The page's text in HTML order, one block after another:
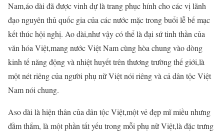
Nam,áo dài đã được vinh dự là trang phục hính cho các vị lãnh
đạo nguyên thủ quốc gia của các nước mặc trong buổi lễ bế mạc
kết thúc hội nghị. Ao dài,như vậy có thể là đại sứ tinh thần của
văn hóa Việt,mang nước Việt Nam cùng hòa chung vào dòng
kinh tế năng động và nhiệt huyết trên thương trường thế giới,là
một nét riêng của người phụ nữ Việt nói riêng và cả dân tộc Việt
Nam nói chung.
Aso dài là hiện thân của dân tộc Việt,một vẻ đẹp mĩ miều nhưng
đằm thắm, là một phần tất yếu trong mỗi phụ nữ Việt,là đặc trưng